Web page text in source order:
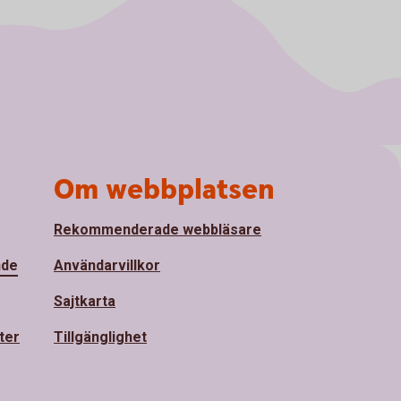
Om webbplatsen
Rekommenderade webbläsare
Användarvillkor
Sajtkarta
Tillgänglighet